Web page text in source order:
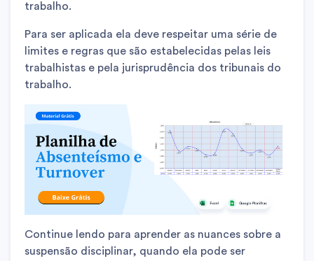
trabalho.
Para ser aplicada ela deve respeitar uma série de
limites e regras que são estabelecidas pelas leis
trabalhistas e pela jurisprudência dos tribunais do
trabalho.
Continue lendo para aprender as nuances sobre a
suspensão disciplinar, quando ela pode ser